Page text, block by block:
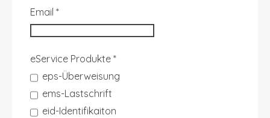
Email *
eService Produkte *
eps-Überweisung
ems-Lastschrift
eid-Identifikaiton